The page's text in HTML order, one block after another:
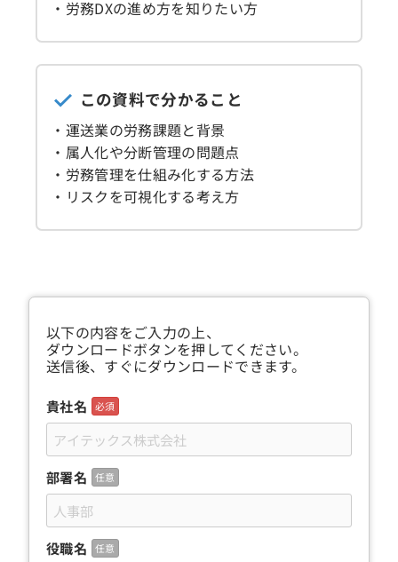
・労務DXの進め方を知りたい方
この資料で分かること
・運送業の労務課題と背景
・属人化や分断管理の問題点
・労務管理を仕組み化する方法
・リスクを可視化する考え方
以下の内容をご入力の上、
ダウンロードボタンを押してください。
送信後、すぐにダウンロードできます。
必須
貴社名
任意
部署名
任意
役職名